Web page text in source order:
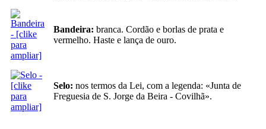
Bandeira: branca. Cordão e borlas de prata e
vermelho. Haste e lança de ouro.
Selo: nos termos da Lei, com a legenda: «Junta de
Freguesia de S. Jorge da Beira - Covilhã».